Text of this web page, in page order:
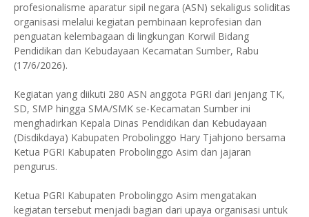
profesionalisme aparatur sipil negara (ASN) sekaligus soliditas
organisasi melalui kegiatan pembinaan keprofesian dan
penguatan kelembagaan di lingkungan Korwil Bidang
Pendidikan dan Kebudayaan Kecamatan Sumber, Rabu
(17/6/2026).
Kegiatan yang diikuti 280 ASN anggota PGRI dari jenjang TK,
SD, SMP hingga SMA/SMK se-Kecamatan Sumber ini
menghadirkan Kepala Dinas Pendidikan dan Kebudayaan
(Disdikdaya) Kabupaten Probolinggo Hary Tjahjono bersama
Ketua PGRI Kabupaten Probolinggo Asim dan jajaran
pengurus.
Ketua PGRI Kabupaten Probolinggo Asim mengatakan
kegiatan tersebut menjadi bagian dari upaya organisasi untuk